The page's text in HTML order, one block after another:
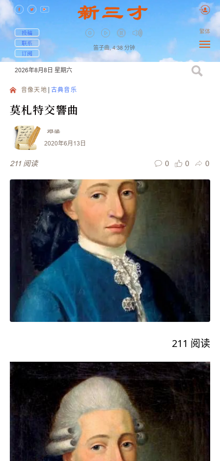
投稿
联系
订阅
笛子曲, 4:38 分钟
繁体
2026年8月8日 星期六
音像天地 古典音乐
莫札特交響曲
邓梁
2020年6月13日
211 阅读 0 0 0
211 阅读